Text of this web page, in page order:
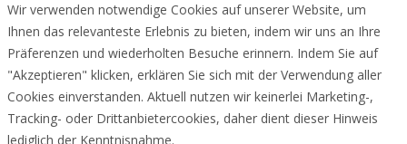
Wir verwenden notwendige Cookies auf unserer Website, um
Ihnen das relevanteste Erlebnis zu bieten, indem wir uns an Ihre
Präferenzen und wiederholten Besuche erinnern. Indem Sie auf
"Akzeptieren" klicken, erklären Sie sich mit der Verwendung aller
Cookies einverstanden. Aktuell nutzen wir keinerlei Marketing-,
Tracking- oder Drittanbietercookies, daher dient dieser Hinweis
lediglich der Kenntnisnahme.